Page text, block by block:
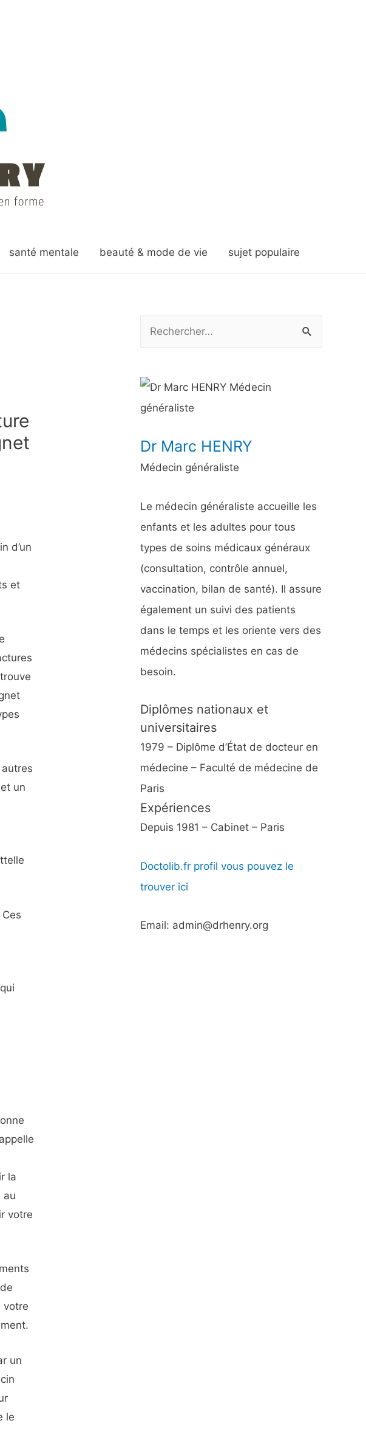
santé mentale beauté & mode de vie sujet populaire
d’un
et
un
la
au
votre
votre
un
le
h
e
c
h
r
:
Dr Marc HENRY
Médecin généraliste
Le médecin généraliste accueille les
enfants et les adultes pour tous
types de soins médicaux généraux
(consultation, contrôle annuel,
vaccination, bilan de santé). Il assure
également un suivi des patients
dans le temps et les oriente vers des
médecins spécialistes en cas de
besoin.
Diplômes nationaux et
universitaires
1979 – Diplôme d’État de docteur en
médecine – Faculté de médecine de
Paris
Expériences
Depuis 1981 – Cabinet – Paris
Doctolib.fr profil vous pouvez le
trouver ici
Email: admin@drhenry.org